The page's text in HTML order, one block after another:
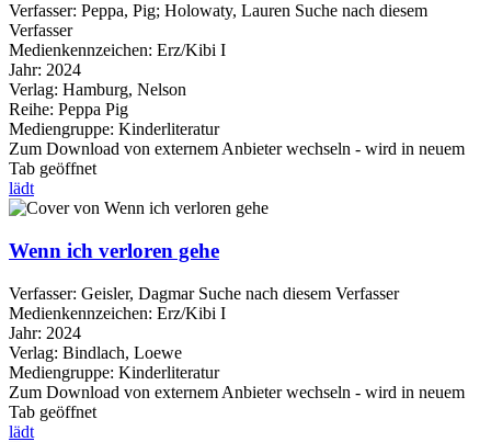
Verfasser: Peppa, Pig; Holowaty, Lauren Suche nach diesem
Verfasser
Medienkennzeichen: Erz/Kibi I
Jahr: 2024
Verlag: Hamburg, Nelson
Reihe: Peppa Pig
Mediengruppe: Kinderliteratur
Zum Download von externem Anbieter wechseln - wird in neuem
Tab geöffnet
lädt
Wenn ich verloren gehe
Verfasser: Geisler, Dagmar Suche nach diesem Verfasser
Medienkennzeichen: Erz/Kibi I
Jahr: 2024
Verlag: Bindlach, Loewe
Mediengruppe: Kinderliteratur
Zum Download von externem Anbieter wechseln - wird in neuem
Tab geöffnet
lädt